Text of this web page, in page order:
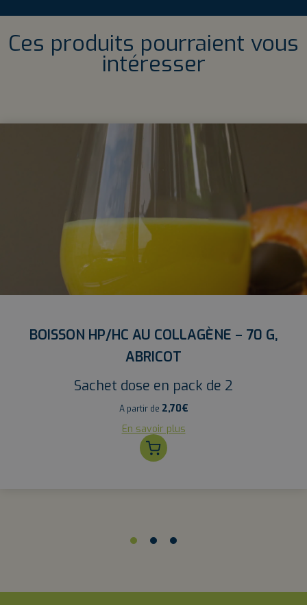
Ces produits pourraient vous
intéresser
BOISSON HP/HC AU COLLAGÈNE – 70 G,
ABRICOT
Sachet dose en pack de 2
A partir de 2,70€
En savoir plus